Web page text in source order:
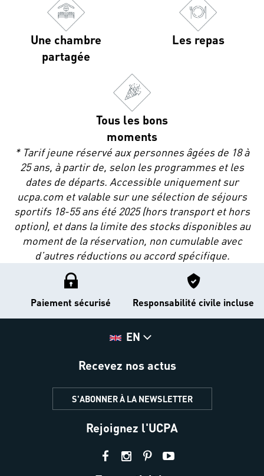
Une chambre
partagée
Les repas
Tous les bons
moments
* Tarif jeune réservé aux personnes âgées de 18 à
25 ans, à partir de, selon les programmes et les
dates de départs. Accessible uniquement sur
ucpa.com et valable sur une sélection de séjours
sportifs 18-55 ans été 2025 (hors transport et hors
option), et dans la limite des stocks disponibles au
moment de la réservation, non cumulable avec
d’autres réductions ou accord spécifique.
Paiement sécurisé Responsabilité civile incluse
EN
Recevez nos actus
S'ABONNER À LA NEWSLETTER
Rejoignez l'UCPA